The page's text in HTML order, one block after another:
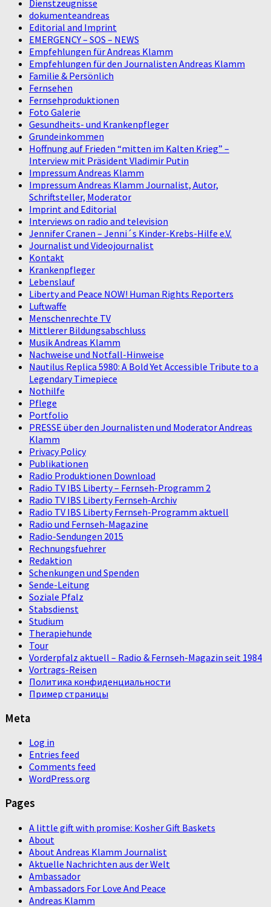
Dienstzeugnisse
dokumenteandreas
Editorial and Imprint
EMERGENCY – SOS – NEWS
Empfehlungen für Andreas Klamm
Empfehlungen für den Journalisten Andreas Klamm
Familie & Persönlich
Fernsehen
Fernsehproduktionen
Foto Galerie
Gesundheits- und Krankenpfleger
Grundeinkommen
Hoffnung auf Frieden “mitten im Kalten Krieg” –
Interview mit Präsident Vladimir Putin
Impressum Andreas Klamm
Impressum Andreas Klamm Journalist, Autor,
Schriftsteller, Moderator
Imprint and Editorial
Interviews on radio and television
Jennifer Cranen – Jenni´s Kinder-Krebs-Hilfe e.V.
Journalist und Videojournalist
Kontakt
Krankenpfleger
Lebenslauf
Liberty and Peace NOW! Human Rights Reporters
Luftwaffe
Menschenrechte TV
Mittlerer Bildungsabschluss
Musik Andreas Klamm
Nachweise und Notfall-Hinweise
Nautilus Replica 5980: A Bold Yet Accessible Tribute to a
Legendary Timepiece
Nothilfe
Pflege
Portfolio
PRESSE über den Journalisten und Moderator Andreas
Klamm
Privacy Policy
Publikationen
Radio Produktionen Download
Radio TV IBS Liberty – Fernseh-Programm 2
Radio TV IBS Liberty Fernseh-Archiv
Radio TV IBS Liberty Fernseh-Programm aktuell
Radio und Fernseh-Magazine
Radio-Sendungen 2015
Rechnungsfuehrer
Redaktion
Schenkungen und Spenden
Sende-Leitung
Soziale Pfalz
Stabsdienst
Studium
Therapiehunde
Tour
Vorderpfalz aktuell – Radio & Fernseh-Magazin seit 1984
Vortrags-Reisen
Политика конфиденциальности
Пример страницы
Meta
Log in
Entries feed
Comments feed
WordPress.org
Pages
A little gift with promise: Kosher Gift Baskets
About
About Andreas Klamm Journalist
Aktuelle Nachrichten aus der Welt
Ambassador
Ambassadors For Love And Peace
Andreas Klamm